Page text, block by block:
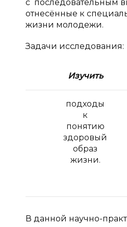
с последовательным
отнесённые к
жизни молодежи.
Задачи исследования:
Изучить
подходы
к
понятию
здоровый
образ
жизни.
В данной научно-